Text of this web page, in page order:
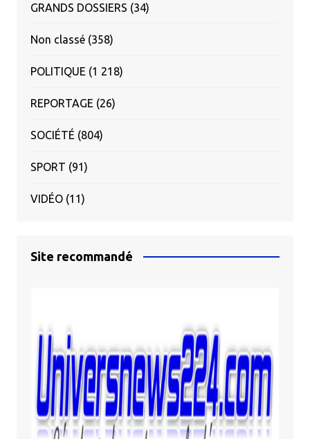
GRANDS DOSSIERS (34)
Non classé(358)
POLITIQUE (1 218)
REPORTAGE (26)
SOCIÉTÉ (804)
SPORT (91)
VIDÉO(11)
Site recommandé